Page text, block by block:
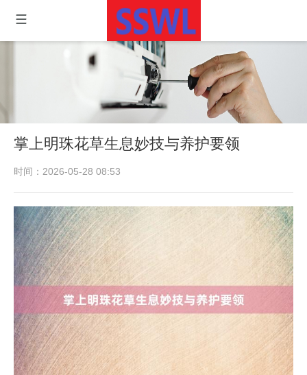
掌上明珠花草生息妙技与养护要领
时间：2026-05-28 08:53